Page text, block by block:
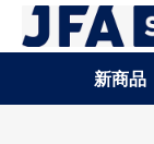
新商品